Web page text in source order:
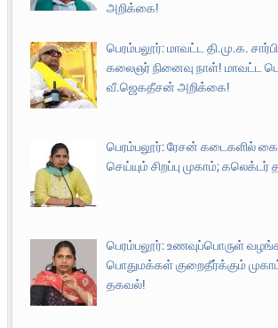
அறிக்கை!
பெரம்பலூர்: மாவட்ட தி.மு.க.
கலைஞர் நினைவு நாள்! மாவட்ட
வீ.ஜெகதீசன் அறிக்கை!
பெரம்பலூர்: ரேசன் கடைகளில்
செய்யும் சிறப்பு முகாம்;
பெரம்பலூர்: உணவுப்பொருள்
பொதுமக்கள் குறைதீர்க்கும்
தகவல்!